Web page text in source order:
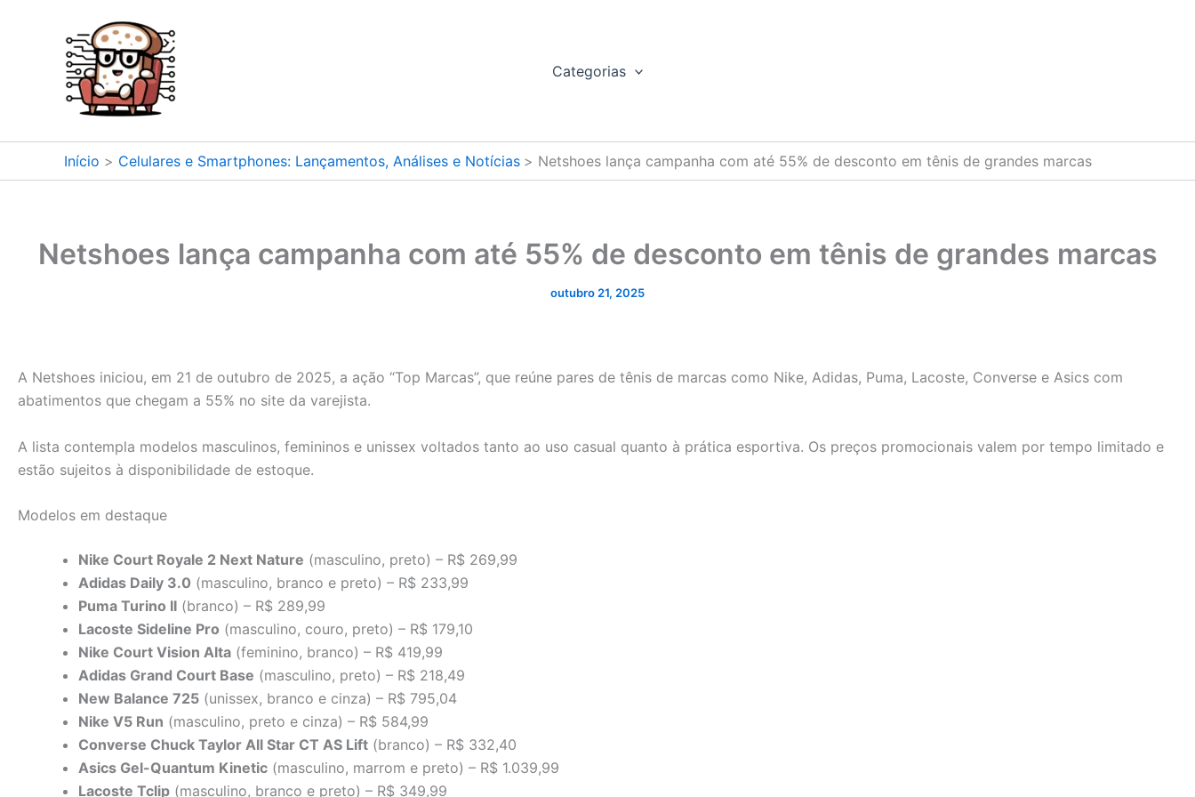
Categorias
Início Celulares e Smartphones: Lançamentos, Análises e Notícias Netshoes lança campanha com até 55% de desconto em tênis de grandes marcas
Netshoes lança campanha com até 55% de desconto em tênis de grandes marcas
outubro 21, 2025
A Netshoes iniciou, em 21 de outubro de 2025, a ação “Top Marcas”, que reúne pares de tênis de marcas como Nike, Adidas, Puma, Lacoste, Converse e Asics com
abatimentos que chegam a 55% no site da varejista.
A lista contempla modelos masculinos, femininos e unissex voltados tanto ao uso casual quanto à prática esportiva. Os preços promocionais valem por tempo limitado e
estão sujeitos à disponibilidade de estoque.
Modelos em destaque
Nike Court Royale 2 Next Nature (masculino, preto) – R$ 269,99
Adidas Daily 3.0 (masculino, branco e preto) – R$ 233,99
Puma Turino II (branco) – R$ 289,99
Lacoste Sideline Pro (masculino, couro, preto) – R$ 179,10
Nike Court Vision Alta (feminino, branco) – R$ 419,99
Adidas Grand Court Base (masculino, preto) – R$ 218,49
New Balance 725 (unissex, branco e cinza) – R$ 795,04
Nike V5 Run (masculino, preto e cinza) – R$ 584,99
Converse Chuck Taylor All Star CT AS Lift (branco) – R$ 332,40
Asics Gel-Quantum Kinetic (masculino, marrom e preto) – R$ 1.039,99
Lacoste Tclip (masculino, branco e preto) – R$ 349,99